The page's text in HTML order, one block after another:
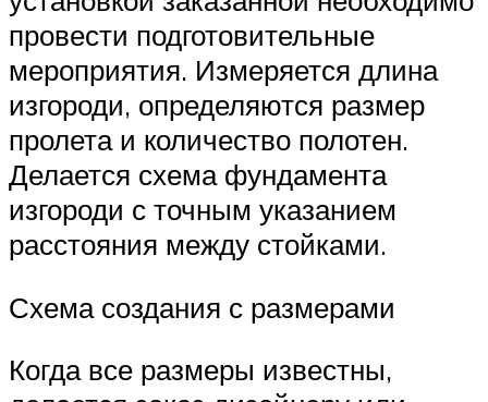
провести подготовительные
мероприятия. Измеряется длина
изгороди, определяются размер
пролета и количество полотен.
Делается схема фундамента
изгороди с точным указанием
расстояния между стойками.
Схема создания с размерами
Когда все размеры известны,